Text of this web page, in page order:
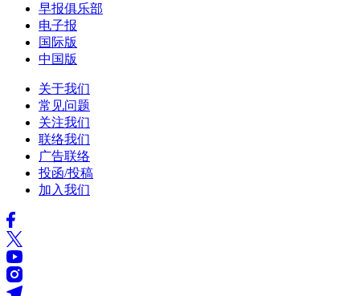
早报俱乐部
电子报
国际版
中国版
关于我们
常见问题
关注我们
联络我们
广告联络
投函/投稿
加入我们